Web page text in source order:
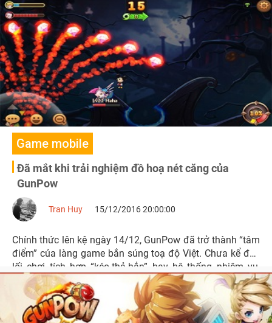
tuổi thơ của mình trong GunPow.
Game mobile
Đã mắt khi trải nghiệm đồ hoạ nét căng của
GunPow
Tran Huy 15/12/2016 20:00:00
Chính thức lên kệ ngày 14/12, GunPow đã trở thành “tâm
điểm” của làng game bắn súng toạ độ Việt. Chưa kể đến
lối chơi tích hợp “kéo-thả-bắn” hay hệ thống nhiệm vụ,
trang bị hấp dẫn thì GunPow đã gây ấn tượng mạnh mẽ
với đồ hoạ quá xuất sắc, vượt xa những gì game thủ
mong đợi.